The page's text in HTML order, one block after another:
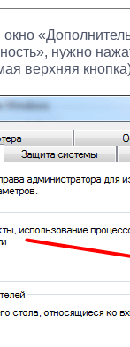
нужно
верхняя